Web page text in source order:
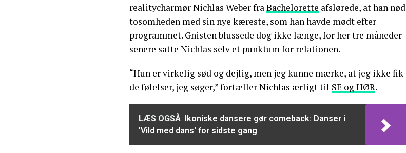
realitycharmør Nichlas Weber fraBachelorette afslørede, at han nød
tosomheden med sin nye kæreste, som han havde mødt efter
programmet. Gnisten blussede dog ikke længe, for her tre måneder
senere satte Nichlas selv et punktum for relationen.
“Hun er virkelig sød og dejlig, men jeg kunne mærke, at jeg ikke fik
de følelser, jeg søger,” fortæller Nichlas ærligt til SE og HØR.
LÆS OGSÅ Ikoniske dansere gør comeback: Danser i
'Vild med dans' for sidste gang